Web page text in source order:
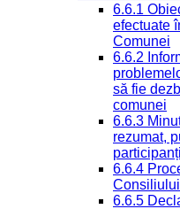
6.6.1
efectuate
Comunei
6.6.2
să fie
comunei
6.6.3
rezumat,
6.6.4
6.6.5